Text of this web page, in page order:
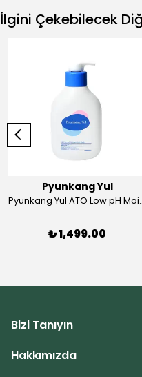
İlgini Çekebilecek
Pyunkang Yul
Pyunkang Yul ATO Low pH
₺ 1,499.00
Bizi Tanıyın
Hakkımızda